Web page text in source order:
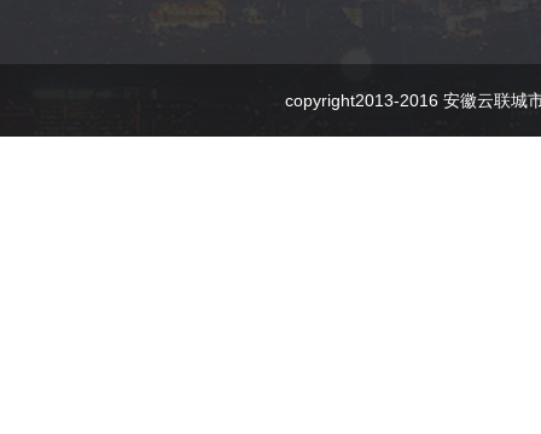
copyright2013-2016 安徽云联城